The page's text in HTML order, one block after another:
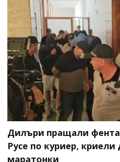
Дилъри пращали
Русе по куриер, криели
маратонки